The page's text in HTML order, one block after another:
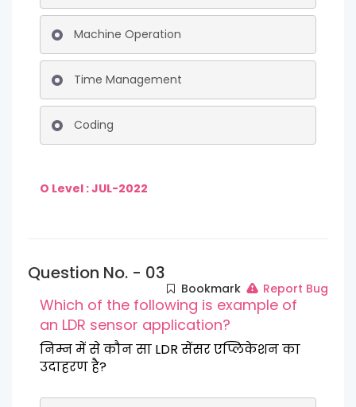
Machine Operation
Time Management
Coding
O Level : JUL-2022
Question No. - 03
Bookmark Report Bug
Which of the following is example of
an LDR sensor application?
निम्न में से कौन सा LDR सेंसर एप्लिकेशन का
उदाहरण है?